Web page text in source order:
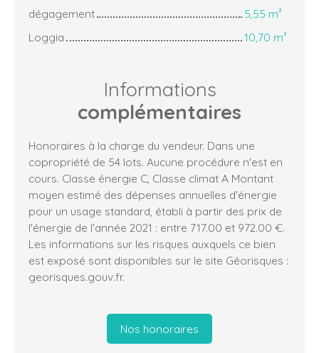
dégagement
5,55 m²
Loggia
10,70 m²
Informations
complémentaires
Honoraires à la charge du vendeur. Dans une
copropriété de 54 lots. Aucune procédure n'est en
cours. Classe énergie C, Classe climat A Montant
moyen estimé des dépenses annuelles d'énergie
pour un usage standard, établi à partir des prix de
l'énergie de l'année 2021 : entre 717.00 et 972.00 €.
Les informations sur les risques auxquels ce bien
est exposé sont disponibles sur le site Géorisques :
georisques.gouv.fr.
Nos honoraires